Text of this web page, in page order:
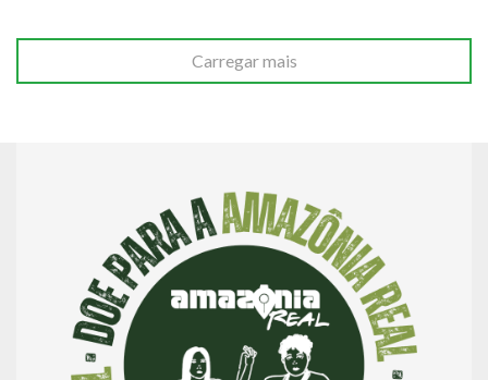
Carregar mais